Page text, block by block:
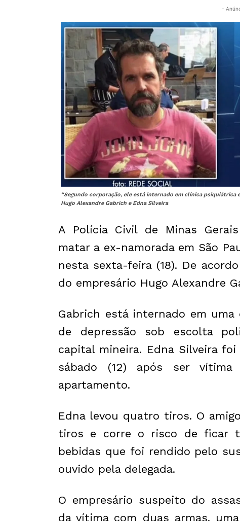
-
“Segundo corporação, ele está internado em clínica
Hugo Alexandre Gabrich e Edna Silveira
A Polícia Civil de Minas
matar a ex-namorada em São
nesta sexta-feira (18). De
do empresário Hugo Alexandre
Gabrich está internado em
de depressão sob escolta
capital mineira. Edna Silveira
sábado (12) após ser
apartamento.
Edna levou quatro tiros. O
tiros e corre o risco de ficar
bebidas que foi rendido pelo
ouvido pela delegada.
O empresário suspeito do
da vítima com duas armas,